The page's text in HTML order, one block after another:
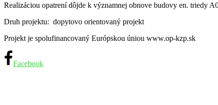
Realizáciou opatrení dôjde k významnej obnove budovy en. triedy
Druh projektu: dopytovo orientovaný projekt
Projekt je spolufinancovaný Európskou úniou www.op-kzp.sk
Facebook